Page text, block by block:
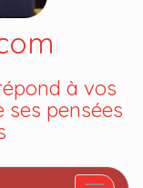
à vos
pensées